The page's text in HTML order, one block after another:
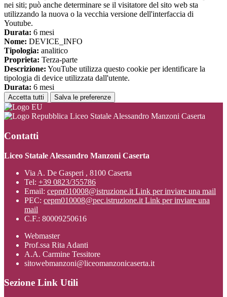
nei siti; può anche determinare se il visitatore del sito web sta
utilizzando la nuova o la vecchia versione dell'interfaccia di
Youtube.
Durata: 6 mesi
Nome: DEVICE_INFO
Tipologia: analitico
Proprieta: Terza-parte
Descrizione: YouTube utilizza questo cookie per identificare la
tipologia di device utilizzata dall'utente.
Durata: 6 mesi
Accetta tutti Salva le preferenze
Liceo Statale Alessandro Manzoni Caserta
Contatti
Liceo Statale Alessandro Manzoni Caserta
Via A. De Gasperi , 8100 Caserta
Tel: +39 0823/355786
Email: cepm010008@istruzione.it Link per inviare una mail
PEC: cepm010008@pec.istruzione.it Link per inviare una
mail
C.F.: 80009250616
Webmaster
Prof.ssa Rita Adanti
A.A. Carmine Tessitore
sitowebmanzoni@liceomanzonicaserta.it
Sezione Link Utili